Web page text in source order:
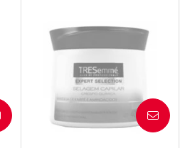
Laboratório
Por Menos
AVISE-ME